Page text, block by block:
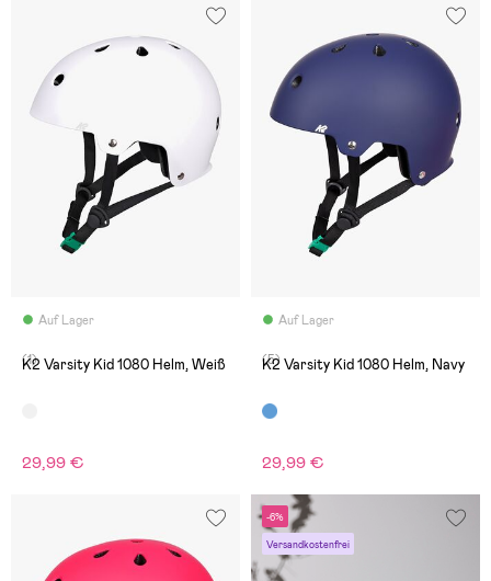
Auf Lager
(1)
K2 Varsity Kid 1080 Helm, Weiß
29,99 €
Auf Lager
(5)
K2 Varsity Kid 1080 Helm, Navy
29,99 €
-6%
Versandkostenfrei